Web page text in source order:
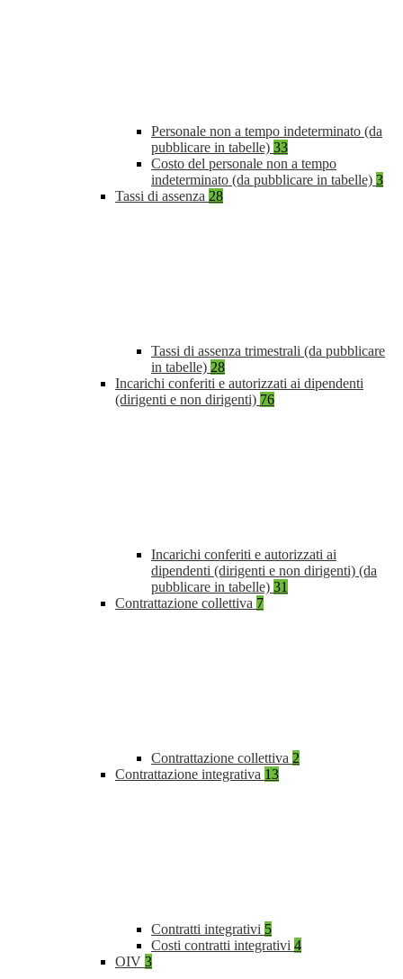
Personale non a tempo indeterminato (da
pubblicare in tabelle) 33
Costo del personale non a tempo
indeterminato (da pubblicare in tabelle) 3
Tassi di assenza 28
Tassi di assenza trimestrali (da pubblicare
in tabelle) 28
Incarichi conferiti e autorizzati ai dipendenti
(dirigenti e non dirigenti) 76
Incarichi conferiti e autorizzati ai
dipendenti (dirigenti e non dirigenti) (da
pubblicare in tabelle) 31
Contrattazione collettiva 7
Contrattazione collettiva 2
Contrattazione integrativa 13
Contratti integrativi 5
Costi contratti integrativi 4
OIV 3